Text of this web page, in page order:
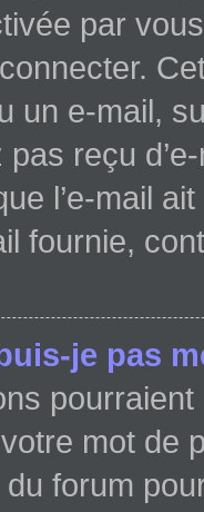
par
un e-mail,
pas reçu
l’e-mail
fournie,
je pas
mot de
forum